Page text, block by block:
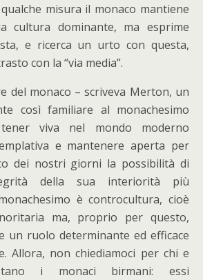
misura il monaco mantiene
cultura dominante, ma esprime
e ricerca un urto con questa,
con la “via media”.
del monaco – scriveva Merton, un
così familiare al monachesimo
viva nel mondo moderno
e mantenere aperta per
dei nostri giorni la possibilità di
della sua interiorità più
è controcultura, cioè
ma, proprio per questo,
un ruolo determinante ed efficace
Allora, non chiediamoci per chi e
i monaci birmani: essi